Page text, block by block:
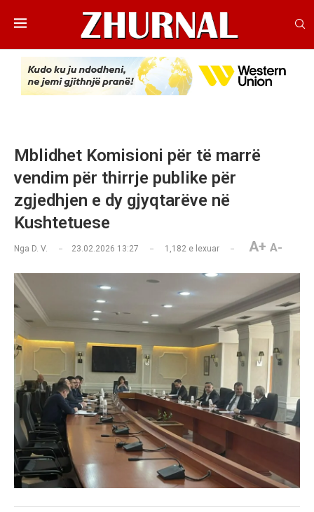
Mblidhet Komisioni për të marrë
vendim për thirrje publike për
zgjedhjen e dy gjyqtarëve në
Kushtetuese
Nga D. V. 23.02.2026 13:27 1,182 e lexuar A+ A-